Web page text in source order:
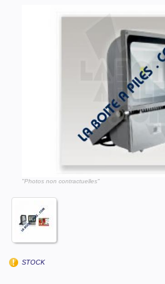
"Photos non contractuelles"
STOCK